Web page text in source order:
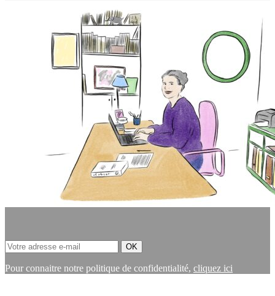
Pour connaitre notre politique de confidentialité, cliquez ici